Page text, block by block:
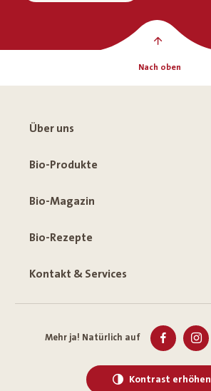
Nach oben
Über uns
Bio-Produkte
Bio-Magazin
Bio-Rezepte
Kontakt & Services
Mehr ja! Natürlich auf
Kontrast erhöhen